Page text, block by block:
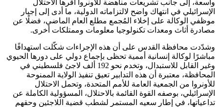
واسعة، إلى جانب تشريعات مناهضة للأونروا أقرها الاحتلال
الإسرائيلي في انتهاك واضح لالتزاماته الدولية، ما أدى إلى إجبار
موظفي الوكالة على إخلاء المُجمع مطلع العام الماضي، فضلًا عن
مصادرة أثاث ومعدات تكنولوجيا معلومات وممتلكات أخرى.
وشدّدت محافظة القدس على أن هذه الإجراءات شكّلت استهدافًا
مباشرًا لوكالة إنسانية أممية تحظى بإجماع دولي على دورها الحيوي
وغير القابل للاستبدال، وتخدم نحو 192 ألف لاجئ فلسطيني في
المحافظة، معتبرة أن هذه التدابير تعيق تنفيذ الولاية الممنوحة
للأونروا من الجمعية العامة للأمم المتحدة، وتحمل الاحتلال
الإسرائيلي، بوصفه القوة القائمة بالاحتلال، المسؤولية الكاملة عن
تداعياتها، في إطار سعيه المستمر لشطب قضية اللاجئين وحقهم